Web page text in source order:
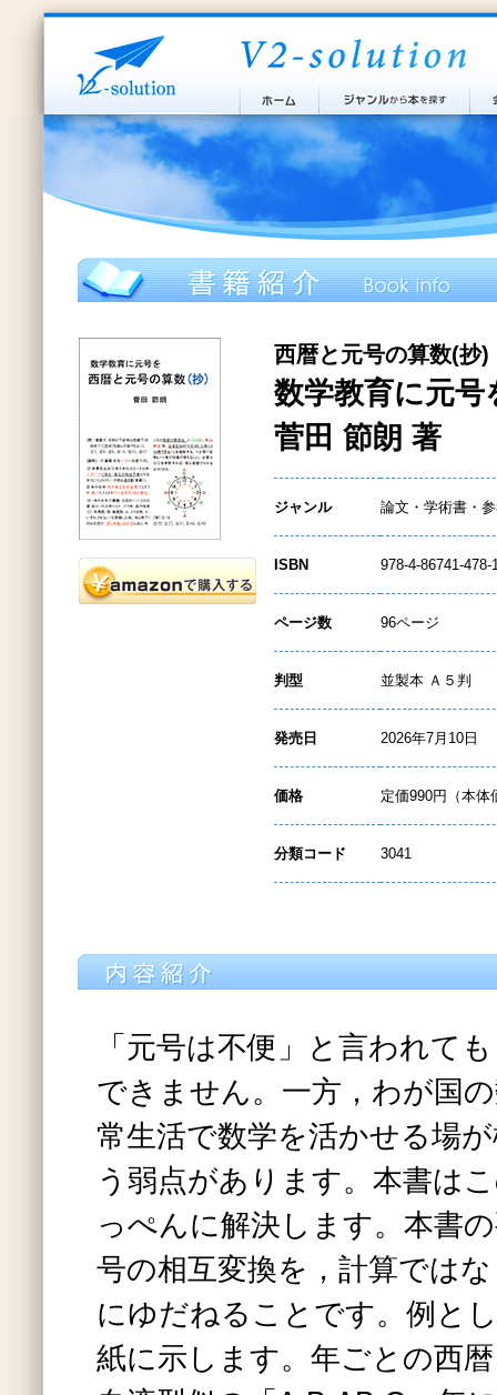
西暦と元号の算数(抄)
数学教育に元号
菅田 節朗 著
ジャンル 論文・学術書・
ISBN 978-4-86741-478-
ページ数 96ページ
判型 並製本 Ａ５判
発売日 2026年7月10日
価格 定価990円（本体
分類コード 3041
「元号は不便」と言われて
できません。一方，わが国
常生活で数学を活かせる場
う弱点があります。本書は
っぺんに解決します。本書
号の相互変換を，計算では
にゆだねることです。例と
紙に示します。年ごとの西